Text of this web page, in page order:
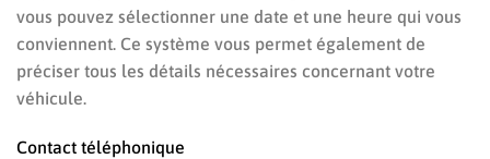
vous pouvez sélectionner une date et une heure qui vous
conviennent. Ce système vous permet également de
préciser tous les détails nécessaires concernant votre
véhicule.
Contact téléphonique